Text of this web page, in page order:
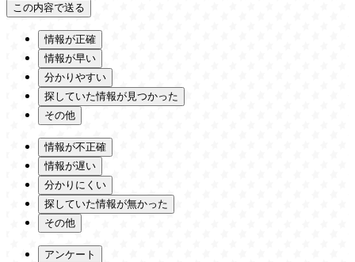
情報が正確
情報が早い
分かりやすい
探していた情報が見つかった
その他
情報が不正確
情報が遅い
分かりにくい
探していた情報が無かった
その他
アンケート